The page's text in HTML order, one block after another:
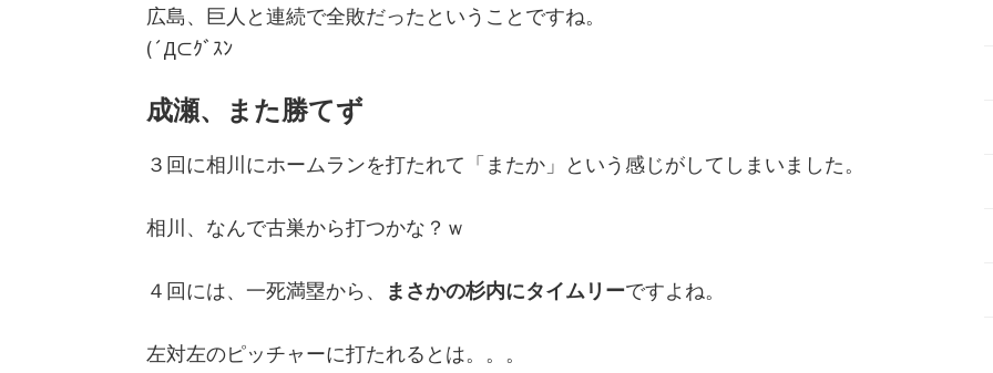
広島、巨人と連続で全敗だったということですね。
(´Д⊂ｸﾞｽﾝ
成瀬、また勝てず
３回に相川にホームランを打たれて「またか」という感じがしてしまいました。
相川、なんで古巣から打つかな？ｗ
４回には、一死満塁から、 まさかの杉内にタイムリーですよね。
左対左のピッチャーに打たれるとは。。。